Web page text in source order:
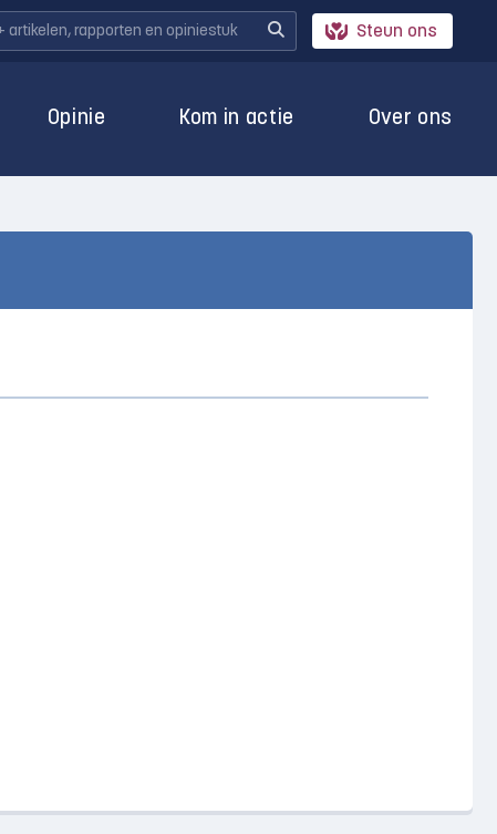
Steun ons
Opinie Kom in actie Over ons